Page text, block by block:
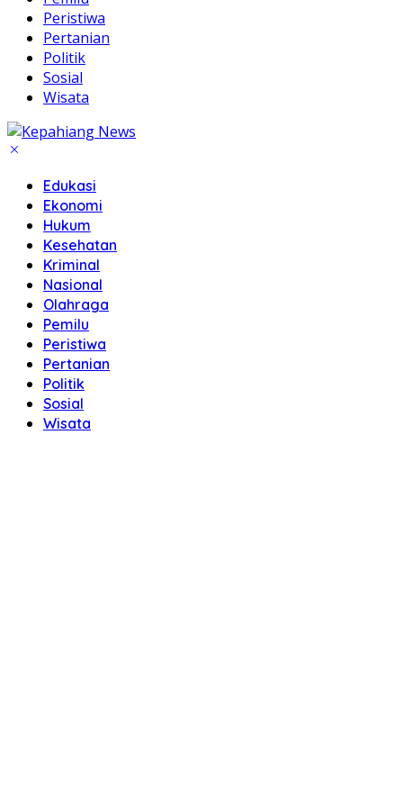
Peristiwa
Pertanian
Politik
Sosial
Wisata
Edukasi
Ekonomi
Hukum
Kesehatan
Kriminal
Nasional
Olahraga
Pemilu
Peristiwa
Pertanian
Politik
Sosial
Wisata